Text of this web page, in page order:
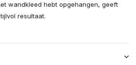
wandkleed hebt opgehangen, geeft
resultaat.